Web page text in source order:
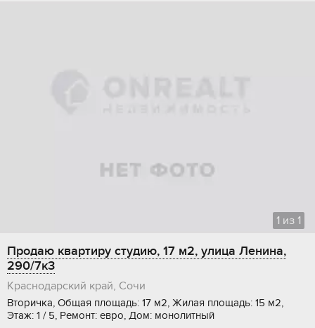
1 из 1
Продаю квартиру студию, 17 м2, улица Ленина,
290/7к3
Краснодарский край, Сочи
Вторичка, Общая площадь: 17 м2, Жилая площадь: 15 м2,
Этаж: 1 / 5, Ремонт: евро, Дом: монолитный